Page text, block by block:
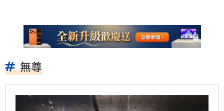
無尊